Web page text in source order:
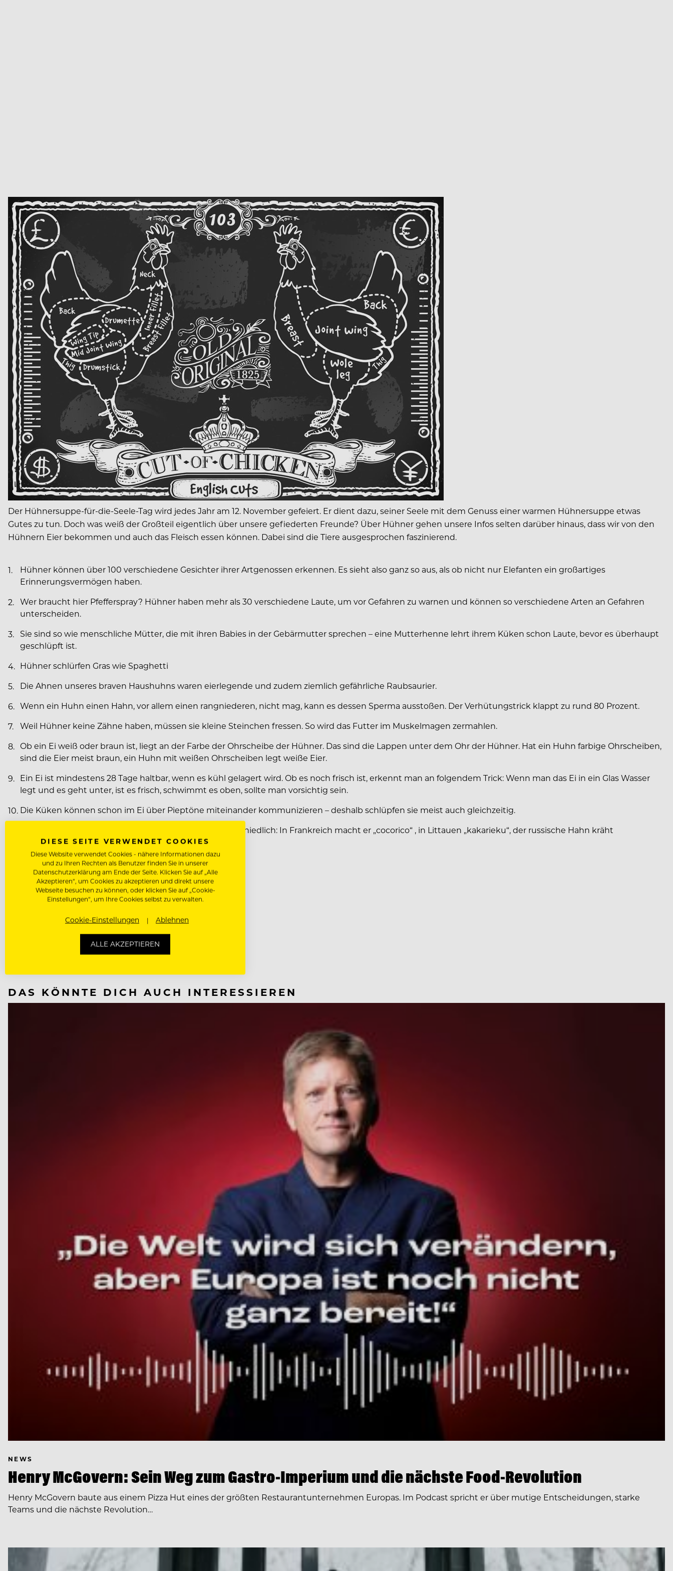
Der Hühnersuppe-für-die-Seele-Tag wird jedes Jahr am 12. November gefeiert. Er dient dazu, seiner Seele mit dem Genuss einer warmen Hühnersuppe etwas
Gutes zu tun. Doch was weiß der Großteil eigentlich über unsere gefiederten Freunde? Über Hühner gehen unsere Infos selten darüber hinaus, dass wir von den
Hühnern Eier bekommen und auch das Fleisch essen können. Dabei sind die Tiere ausgesprochen faszinierend.
Hühner können über 100 verschiedene Gesichter ihrer Artgenossen erkennen. Es sieht also ganz so aus, als ob nicht nur Elefanten ein großartiges
Erinnerungsvermögen haben.
Wer braucht hier Pfefferspray? Hühner haben mehr als 30 verschiedene Laute, um vor Gefahren zu warnen und können so verschiedene Arten an Gefahren
unterscheiden.
Sie sind so wie menschliche Mütter, die mit ihren Babies in der Gebärmutter sprechen – eine Mutterhenne lehrt ihrem Küken schon Laute, bevor es überhaupt
geschlüpft ist.
Hühner schlürfen Gras wie Spaghetti
Die Ahnen unseres braven Haushuhns waren eierlegende und zudem ziemlich gefährliche Raubsaurier.
Wenn ein Huhn einen Hahn, vor allem einen rangniederen, nicht mag, kann es dessen Sperma ausstoßen. Der Verhütungstrick klappt zu rund 80 Prozent.
Weil Hühner keine Zähne haben, müssen sie kleine Steinchen fressen. So wird das Futter im Muskelmagen zermahlen.
Ob ein Ei weiß oder braun ist, liegt an der Farbe der Ohrscheibe der Hühner. Das sind die Lappen unter dem Ohr der Hühner. Hat ein Huhn farbige Ohrscheiben,
sind die Eier meist braun, ein Huhn mit weißen Ohrscheiben legt weiße Eier.
Ein Ei ist mindestens 28 Tage haltbar, wenn es kühl gelagert wird. Ob es noch frisch ist, erkennt man an folgendem Trick: Wenn man das Ei in ein Glas Wasser
legt und es geht unter, ist es frisch, schwimmt es oben, sollte man vorsichtig sein.
Die Küken können schon im Ei über Pieptöne miteinander kommunizieren – deshalb schlüpfen sie meist auch gleichzeitig.
Ein Hahn kräht in den verschiedenen Sprachen unterschiedlich: In Frankreich macht er „cocorico“ , in Littauen „kakarieku“, der russische Hahn kräht
„kukkareku“.
NÄCHSTER ARTIKEL
DAS KÖNNTE DICH AUCH INTERESSIEREN
NEWS
Henry McGovern: Sein Weg zum Gastro-Imperium und die nächste Food-Revolution
Henry McGovern baute aus einem Pizza Hut eines der größten Restaurantunternehmen Europas. Im Podcast spricht er über mutige Entscheidungen, starke
Teams und die nächste Revolution…
DIESE SEITE VERWENDET COOKIES
Diese Website verwendet Cookies - nähere Informationen dazu
und zu Ihren Rechten als Benutzer finden Sie in unserer
Datenschutzerklärung am Ende der Seite. Klicken Sie auf „Alle
Akzeptieren“, um Cookies zu akzeptieren und direkt unsere
Webseite besuchen zu können, oder klicken Sie auf „Cookie-
Einstellungen“, um Ihre Cookies selbst zu verwalten.
Cookie-Einstellungen Ablehnen
ALLE AKZEPTIEREN